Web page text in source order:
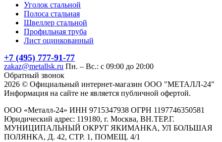
Уголок стальной
Полоса стальная
Швеллер стальной
Профильная труба
Лист оцинкованный
+7 (495) 777-91-77
zakaz@metallsk.ru Пн. – Вс.: с 09:00 до 20:00
Обратный звонок
2026 © Официальный интернет-магазин ООО "МЕТАЛЛ-24"
Информация на сайте не является публичной офертой.
ООО «Металл-24» ИНН 9715347938 ОГРН 1197746350581
Юридический адрес: 119180, г. Москва, ВН.ТЕР.Г.
МУНИЦИПАЛЬНЫЙ ОКРУГ ЯКИМАНКА, УЛ БОЛЬШАЯ
ПОЛЯНКА, Д. 42, СТР. 1, ПОМЕЩ. 4/1